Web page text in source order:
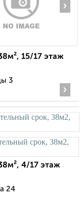
›
15/17 этаж
3
›
4/17 этаж
24